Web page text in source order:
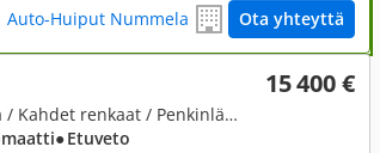
Auto-Huiput Nummela Ota yhteyttä
15 400 €
2,5, 300h Hybrid A ** Vakkari / Bluetooth / P-Tutka / Kahdet renkaat / Penkinlämmittimet **
● Etuveto